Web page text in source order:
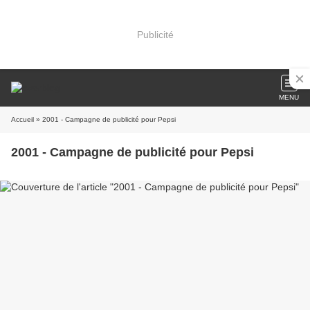
Publicité
MENU
Accueil » 2001 - Campagne de publicité pour Pepsi
2001 - Campagne de publicité pour Pepsi